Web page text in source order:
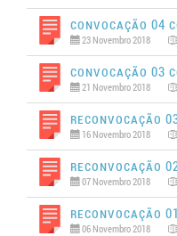
Convocação 04
23 Novembro 2018
Convocação 03
21 Novembro 2018
Reconvocação 03
16 Novembro 2018
Reconvocação 02
07 Novembro 2018
Reconvocação 01
06 Novembro 2018